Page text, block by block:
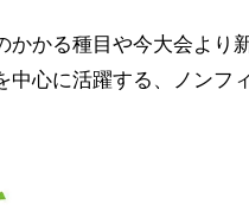
かかる種目や今大会より
中心に活躍する、ノンフ